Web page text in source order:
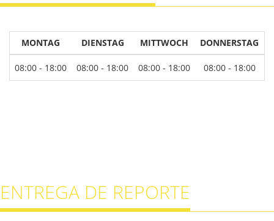
MONTAG DIENSTAG MITTWOCH DONNERSTAG
08:00 - 18:00 08:00 - 18:00 08:00 - 18:00 08:00 - 18:00
ENTREGA DE REPORTE